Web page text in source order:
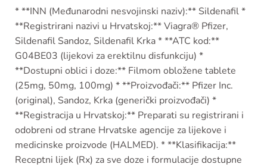
* **INN (Međunarodni nesvojinski naziv):** Sildenafil *
**Registrirani nazivi u Hrvatskoj:** Viagra® Pfizer,
Sildenafil Sandoz, Sildenafil Krka * **ATC kod:**
G04BE03 (lijekovi za erektilnu disfunkciju) *
**Dostupni oblici i doze:** Filmom obložene tablete
(25mg, 50mg, 100mg) * **Proizvođači:** Pfizer Inc.
(original), Sandoz, Krka (generički proizvođači) *
**Registracija u Hrvatskoj:** Preparati su registrirani i
odobreni od strane Hrvatske agencije za lijekove i
medicinske proizvode (HALMED). * **Klasifikacija:**
Receptni lijek (Rx) za sve doze i formulacije dostupne